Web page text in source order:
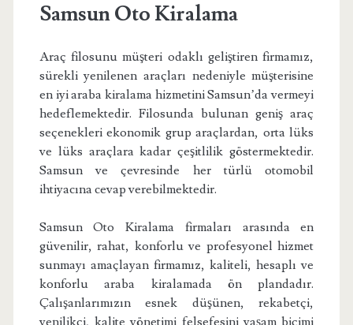
Samsun Oto Kiralama
Araç filosunu müşteri odaklı geliştiren firmamız,
sürekli yenilenen araçları nedeniyle müşterisine
en iyi araba kiralama hizmetini Samsun’da vermeyi
hedeflemektedir. Filosunda bulunan geniş araç
seçenekleri ekonomik grup araçlardan, orta lüks
ve lüks araçlara kadar çeşitlilik göstermektedir.
Samsun ve çevresinde her türlü otomobil
ihtiyacına cevap verebilmektedir.
Samsun Oto Kiralama firmaları arasında en
güvenilir, rahat, konforlu ve profesyonel hizmet
sunmayı amaçlayan firmamız, kaliteli, hesaplı ve
konforlu araba kiralamada ön plandadır.
Çalışanlarımızın esnek düşünen, rekabetçi,